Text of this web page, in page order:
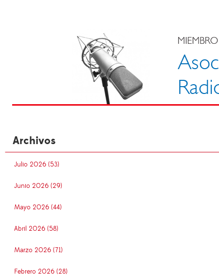
Archivos
Julio 2026 (53)
Junio 2026 (29)
Mayo 2026 (44)
Abril 2026 (58)
Marzo 2026 (71)
Febrero 2026 (28)